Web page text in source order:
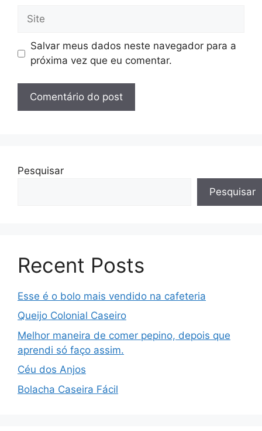
Site
Salvar meus dados neste navegador para a
próxima vez que eu comentar.
Pesquisar
Pesquisar
Recent Posts
Esse é o bolo mais vendido na cafeteria
Queijo Colonial Caseiro
Melhor maneira de comer pepino, depois que
aprendi só faço assim.
Céu dos Anjos
Bolacha Caseira Fácil